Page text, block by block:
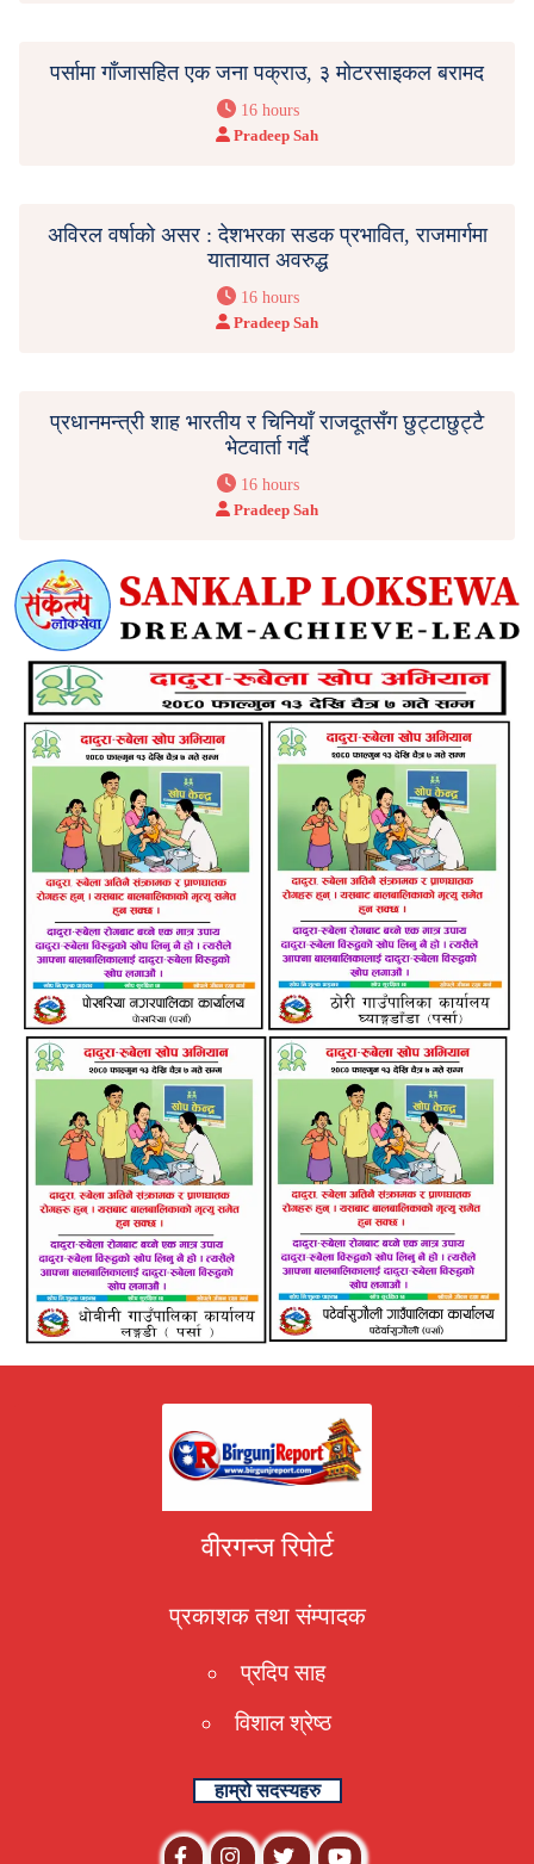
पर्सामा गाँजासहित एक जना पक्राउ, ३ मोटरसाइकल बरामद
16 hours
Pradeep Sah
अविरल वर्षाको असर : देशभरका सडक प्रभावित, राजमार्गमा
यातायात अवरुद्ध
16 hours
Pradeep Sah
प्रधानमन्त्री शाह भारतीय र चिनियाँ राजदूतसँग छुट्टाछुट्टै
भेटवार्ता गर्दै
16 hours
Pradeep Sah
वीरगन्ज रिपोर्ट
प्रकाशक तथा संम्पादक
प्रदिप साह
विशाल श्रेष्ठ
हाम्रो सदस्यहरु